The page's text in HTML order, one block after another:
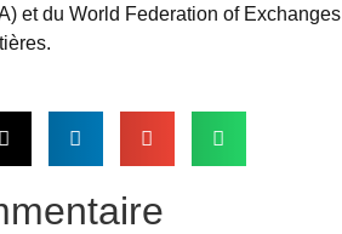
et du World Federation of